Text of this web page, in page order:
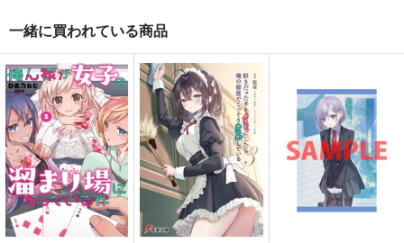
サンプル
作品詳細 作品詳細 作品詳細
おまおれ。
はこにわ。
専売 707円（税込）
刀剣乱舞
燭台切光忠×大倶利伽羅
サンプル
カート
一緒に買われている商品